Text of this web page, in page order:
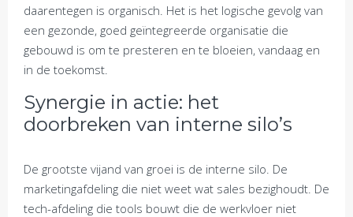
daarentegen is organisch. Het is het logische gevolg van
een gezonde, goed geïntegreerde organisatie die
gebouwd is om te presteren en te bloeien, vandaag en
in de toekomst.
Synergie in actie: het
doorbreken van interne silo’s
De grootste vijand van groei is de interne silo. De
marketingafdeling die niet weet wat sales bezighoudt. De
tech-afdeling die tools bouwt die de werkvloer niet